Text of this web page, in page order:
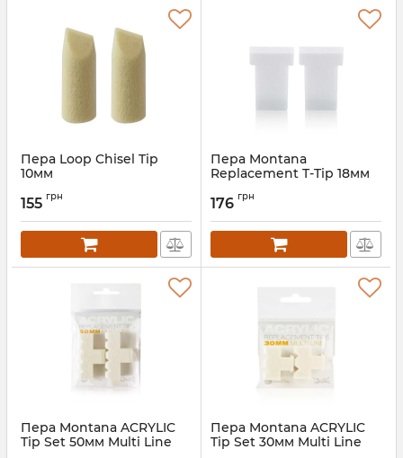
Пера Loop Chisel Tip
10мм
155 грн
Пера Montana
Replacement T-Tip 18мм
176 грн
Пера Montana ACRYLIC
Tip Set 50мм Multi Line
Пера Montana ACRYLIC
Tip Set 30мм Multi Line